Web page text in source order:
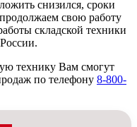
снизился, сроки
свою работу
складской техники
технику Вам смогут
по телефону 8-800-